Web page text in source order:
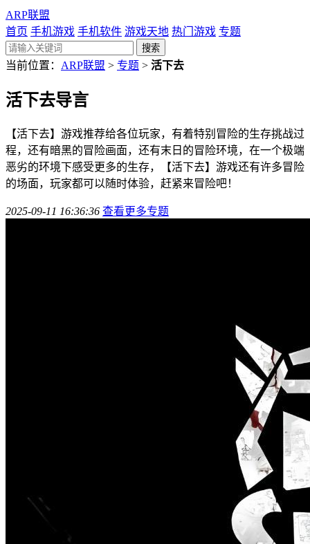
ARP联盟
首页 手机游戏 手机软件 游戏天地 热门游戏 专题
当前位置： ARP联盟 > 专题 > 活下去
活下去导言
【活下去】游戏推荐给各位玩家，有着特别冒险的生存挑战过
程，还有暗黑的冒险画面，还有末日的冒险环境，在一个极端
恶劣的环境下感受更多的生存，【活下去】游戏还有许多冒险
的场面，玩家都可以随时体验，赶紧来冒险吧！
2025-09-11 16:36:36 查看更多专题